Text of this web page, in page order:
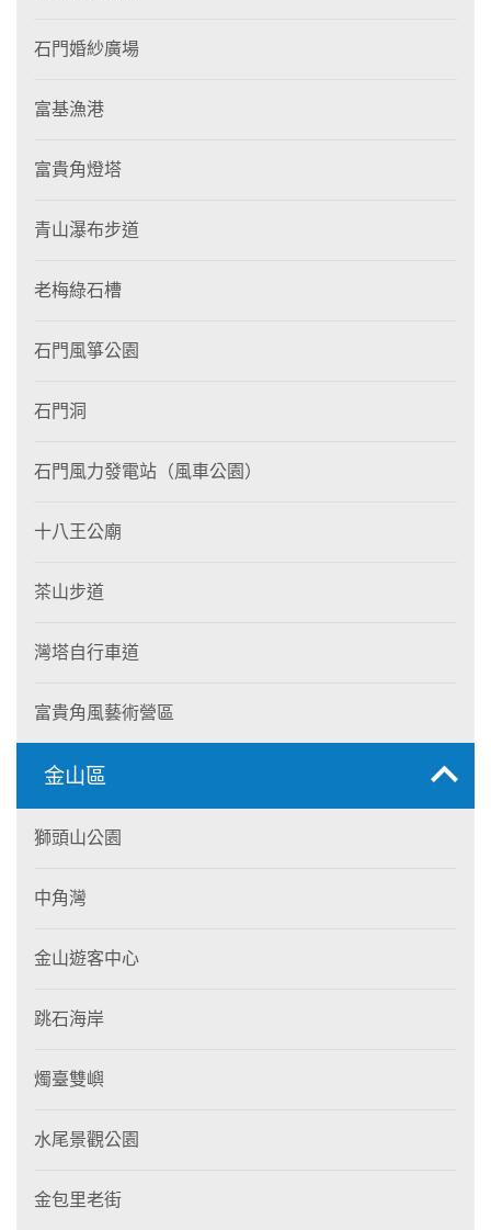
石門婚紗廣場
富基漁港
富貴角燈塔
青山瀑布步道
老梅綠石槽
石門風箏公園
石門洞
石門風力發電站（風車公園）
十八王公廟
茶山步道
灣塔自行車道
富貴角風藝術營區
金山區
獅頭山公園
中角灣
金山遊客中心
跳石海岸
燭臺雙嶼
水尾景觀公園
金包里老街